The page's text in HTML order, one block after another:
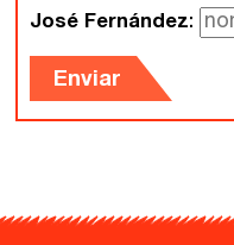
Vitoria
Zaragoza
Gijón
Máster de creación
fuentetaja
Nuestra filosofía
José Fernández:
Enviar